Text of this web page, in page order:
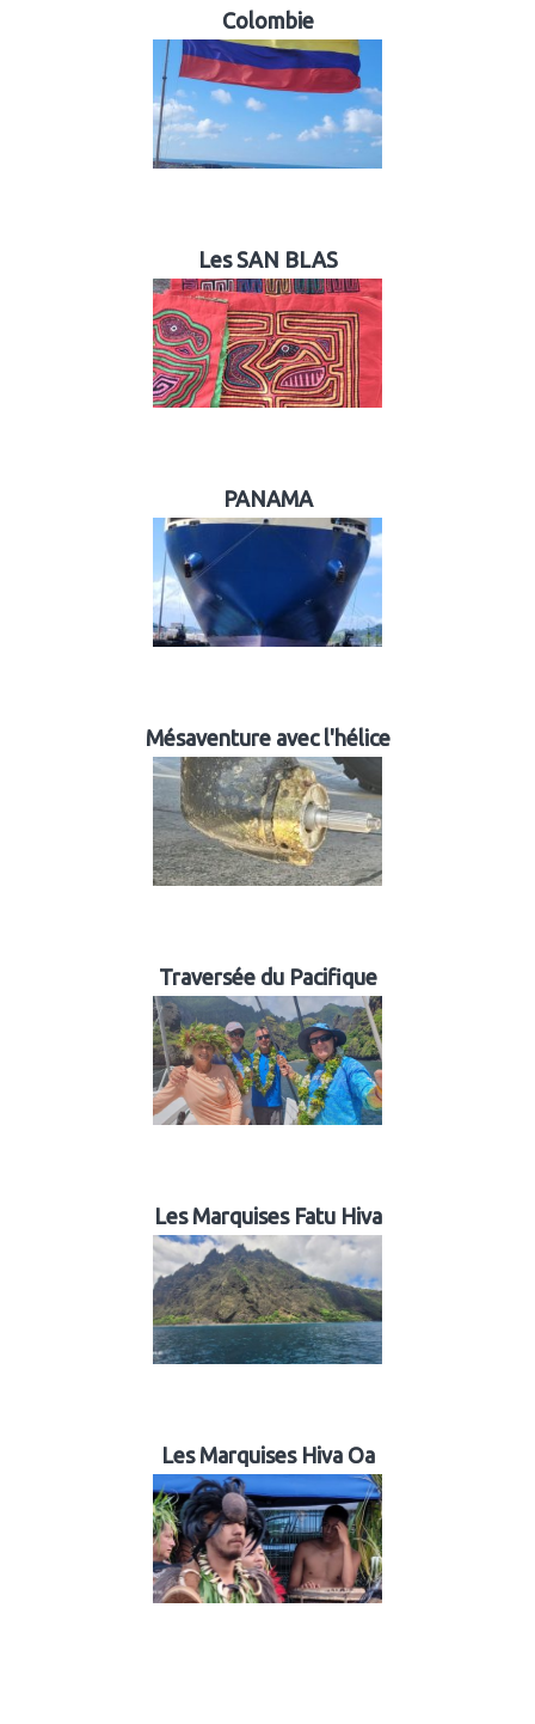
Colombie
Les SAN BLAS
PANAMA
Mésaventure avec l'hélice
Traversée du Pacifique
Les Marquises Fatu Hiva
Les Marquises Hiva Oa